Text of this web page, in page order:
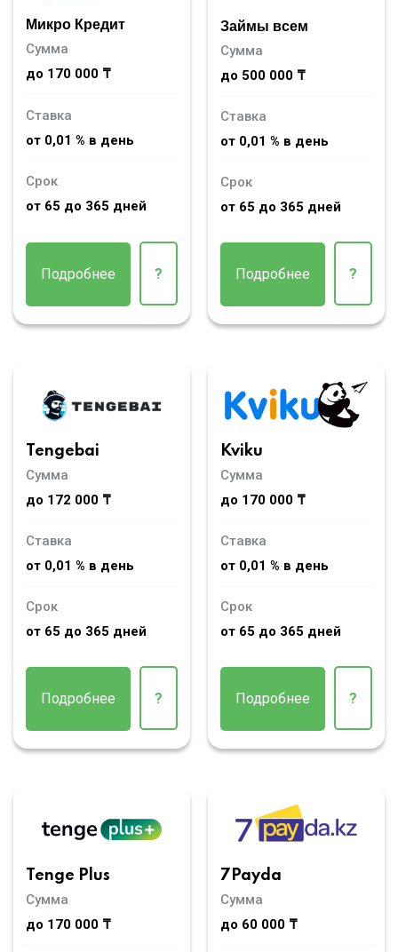
Микро Кредит
Сумма
до 170 000 ₸
Ставка
от 0,01 % в день
Срок
от 65 до 365 дней
Подробнее ?
Займы всем
Сумма
до 500 000 ₸
Ставка
от 0,01 % в день
Срок
от 65 до 365 дней
Подробнее ?
Tengebai
Сумма
до 172 000 ₸
Ставка
от 0,01 % в день
Срок
от 65 до 365 дней
Подробнее ?
Kviku
Сумма
до 170 000 ₸
Ставка
от 0,01 % в день
Срок
от 65 до 365 дней
Подробнее ?
Tenge Plus
Сумма
до 170 000 ₸
7Payda
Сумма
до 60 000 ₸